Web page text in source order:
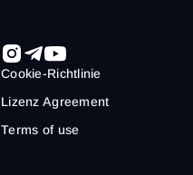
Cookie-Richtlinie
Lizenz Agreement
Terms of use